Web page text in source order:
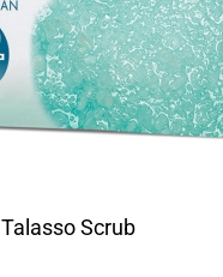
Talasso Scrub